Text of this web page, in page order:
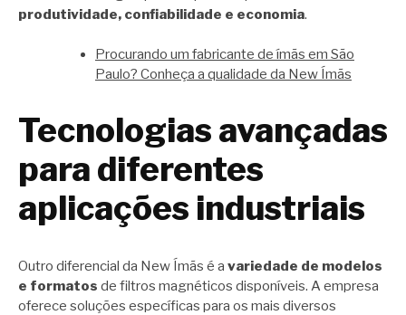
produtividade, confiabilidade e economia.
Procurando um fabricante de ímãs em São
Paulo? Conheça a qualidade da New Ímãs
Tecnologias avançadas
para diferentes
aplicações industriais
Outro diferencial da New Ímãs é a variedade de modelos
e formatos de filtros magnéticos disponíveis. A empresa
oferece soluções específicas para os mais diversos